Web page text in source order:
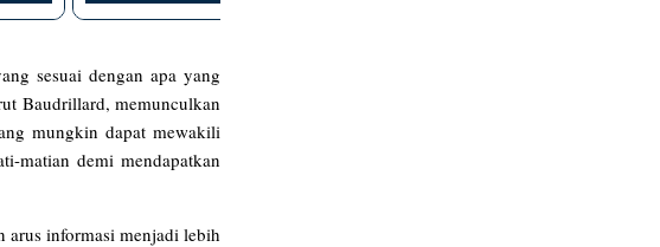
sesuai dengan apa yang
Baudrillard, memunculkan
mungkin dapat mewakili
matian demi mendapatkan
arus informasi menjadi lebih